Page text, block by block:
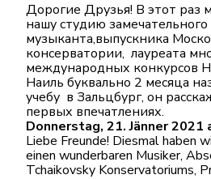
Дорогие Друзья! В этот раз
нашу студию замечательного
музыканта,выпускника
консерватории, лауреата
международных конкурсов
Наиль буквально 2 месяца
учебу в Зальцбург, он
первых впечатлениях.
Donnerstag, 21. Jänner 2021
Liebe Freunde! Diesmal haben
einen wunderbaren Musiker,
Tchaikovsky Konservatoriums,